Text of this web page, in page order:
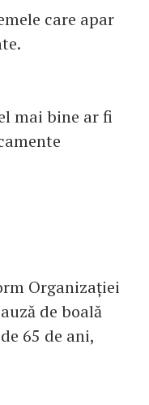
care apar
mai bine ar fi
Organizației
de boală
65 de ani,